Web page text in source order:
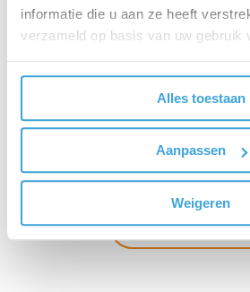
informatie die u aan ze heeft
verzameld op basis van uw gebruik
Alles toestaan
Aanpassen
Weigeren
Meer